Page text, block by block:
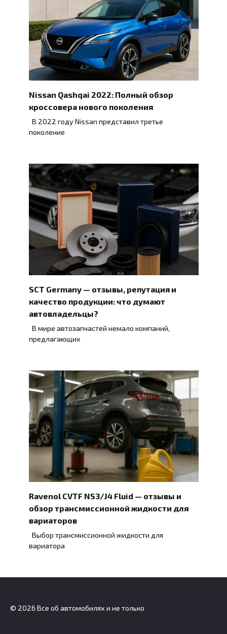
Nissan Qashqai 2022: Полный обзор
кроссовера нового поколения
В 2022 году Nissan представил третье
поколение
SCT Germany — отзывы, репутация и
качество продукции: что думают
автовладельцы?
В мире автозапчастей немало компаний,
предлагающих
Ravenol CVTF NS3/J4 Fluid — отзывы и
обзор трансмиссионной жидкости для
вариаторов
Выбор трансмиссионной жидкости для
вариатора
© 2026 Все об автомобилях и не только